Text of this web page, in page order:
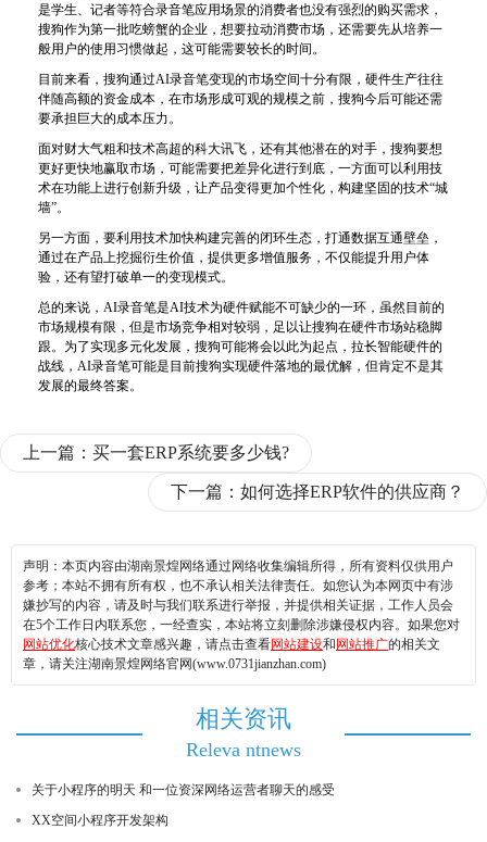
是学生、记者等符合录音笔应用场景的消费者也没有强烈的购买需求，
搜狗作为第一批吃螃蟹的企业，想要拉动消费市场，还需要先从培养一
般用户的使用习惯做起，这可能需要较长的时间。
目前来看，搜狗通过AI录音笔变现的市场空间十分有限，硬件生产往往
伴随高额的资金成本，在市场形成可观的规模之前，搜狗今后可能还需
要承担巨大的成本压力。
面对财大气粗和技术高超的科大讯飞，还有其他潜在的对手，搜狗要想
更好更快地赢取市场，可能需要把差异化进行到底，一方面可以利用技
术在功能上进行创新升级，让产品变得更加个性化，构建坚固的技术“城
墙”。
另一方面，要利用技术加快构建完善的闭环生态，打通数据互通壁垒，
通过在产品上挖掘衍生价值 ，提供更多增值服务，不仅能提升用户体
验，还有望打破单一的变现模式。
总的来说，AI录音笔是AI技术为硬件赋能不可缺少的一环，虽然目前的
市场规模有限，但是市场竞争相对较弱，足以让搜狗在硬件市场站稳脚
跟。为了实现多元化发展，搜狗可能将会以此为起点，拉长智能硬件的
战线，AI录音笔可能是目前搜狗实现硬件落地的最优解，但肯定不是其
发展的最终答案。
上一篇： 买一套ERP系统要多少钱?
下一篇： 如何选择ERP软件的供应商？
声明：本页内容由湖南景煌网络通过网络收集编辑所得，所有资料仅供用户
参考；本站不拥有所有权，也不承认相关法律责任。如您认为本网页中有涉
嫌抄写的内容，请及时与我们联系进行举报，并提供相关证据，工作人员会
在5个工作日内联系您，一经查实，本站将立刻删除涉嫌侵权内容。如果您对
网站优化核心技术文章感兴趣，请点击查看网站建设和 网站推广的相关文
章，请关注湖南景煌网络官网(www.0731jianzhan.com)
相关资讯
Releva ntnews
关于小程序的明天 和一位资深网络运营者聊天的感受
XX空间小程序开发架构